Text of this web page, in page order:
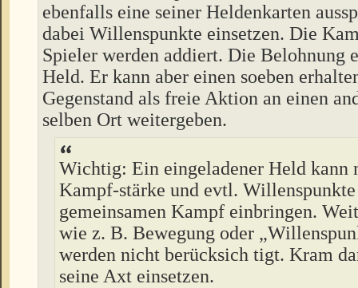
ebenfalls eine seiner Heldenkarten
dabei Willenspunkte einsetzen. Die
Spieler werden addiert. Die Belohnung
Held. Er kann aber einen soeben
Gegenstand als freie Aktion an einen
selben Ort weitergeben.
Wichtig: Ein eingeladener Held kann
Kampf-stärke und evtl.
gemeinsamen Kampf einbringen.
wie z. B. Bewegung oder
werden nicht berücksich tigt. Kram
seine Axt einsetzen.